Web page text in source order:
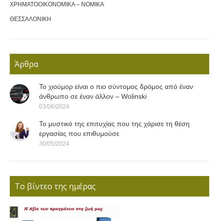
ΧΡΗΜΑΤΟΟΙΚΟΝΟΜΙΚΑ – ΝΟΜΙΚΑ
ΘΕΣΣΑΛΟΝΙΚΗ
Άρθρα
Το χιούμορ είναι ο πιο σύντομος δρόμος από έναν
άνθρωπο σε έναν άλλον – Wolinski
03/06/2024
Το μυστικό της επιτυχίας που της χάρισε τη θέση
εργασίας που επιθυμούσε
30/05/2024
Το βίντεο της ημέρας